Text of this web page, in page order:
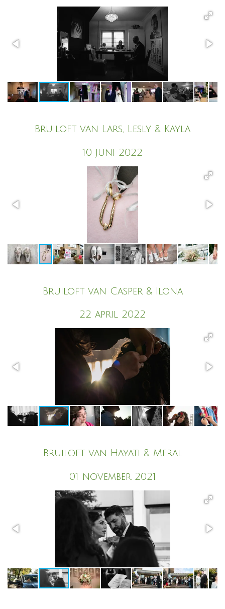
Bruiloft van Lars, Lesly & Kayla
10 juni 2022
Bruiloft van Casper & Ilona
22 april 2022
Bruiloft van Hayati & Meral
01 november 2021